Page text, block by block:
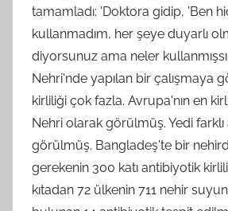
tamamladı: 'Doktora gidip, 'Ben
kullanmadım, her şeye duyarlı
diyorsunuz ama neler
Nehri'nde yapılan bir çalışmaya
kirliliği çok fazla. Avrupa'nın en
Nehri olarak görülmüş. Yedi
görülmüş. Bangladeş'te bir
gerekenin 300 katı antibiyotik
kıtadan 72 ülkenin 711 nehir